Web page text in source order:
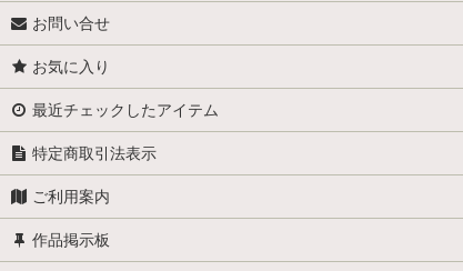
お問い合せ
お気に入り
最近チェックしたアイテム
特定商取引法表示
ご利用案内
作品掲示板